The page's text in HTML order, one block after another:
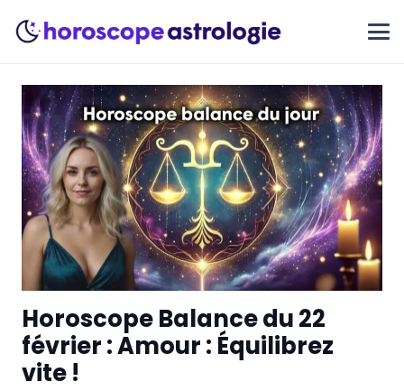
Horoscope Balance du 22
février : Amour : Équilibrez
vite !